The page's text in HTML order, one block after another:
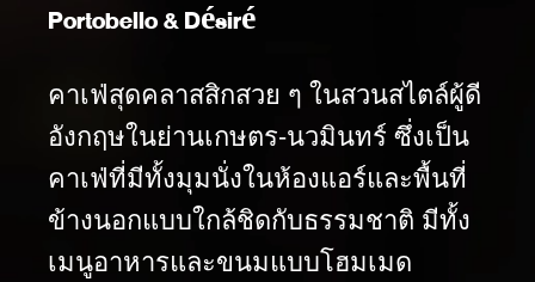
Portobello & Désiré
คาเฟ่สุดคลาสสิกสวย ๆ ในสวนสไตล์ผู้ดี
อังกฤษในย่านเกษตร-นวมินทร์ ซึ่งเป็น
คาเฟ่ที่มีทั้งมุมนั่งในห้องแอร์และพื้นที่
ข้างนอกแบบใกล้ชิดกับธรรมชาติ มีทั้ง
เมนูอาหารและขนมแบบโฮมเมด